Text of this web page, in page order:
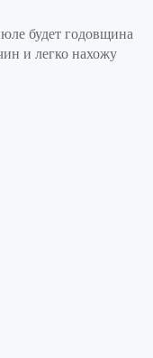
будет годовщина
и легко нахожу